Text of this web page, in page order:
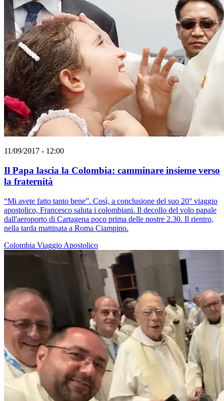
11/09/2017 - 12:00
Il Papa lascia la Colombia: camminare insieme verso
la fraternità
“Mi avete fatto tanto bene”. Così, a conclusione del suo 20° viaggio
apostolico, Francesco saluta i colombiani. Il decollo del volo papale
dall'aeroporto di Cartagena poco prima delle nostre 2.30. Il rientro,
nella tarda mattinata a Roma Ciampino.
Colombia Viaggio Apostolico